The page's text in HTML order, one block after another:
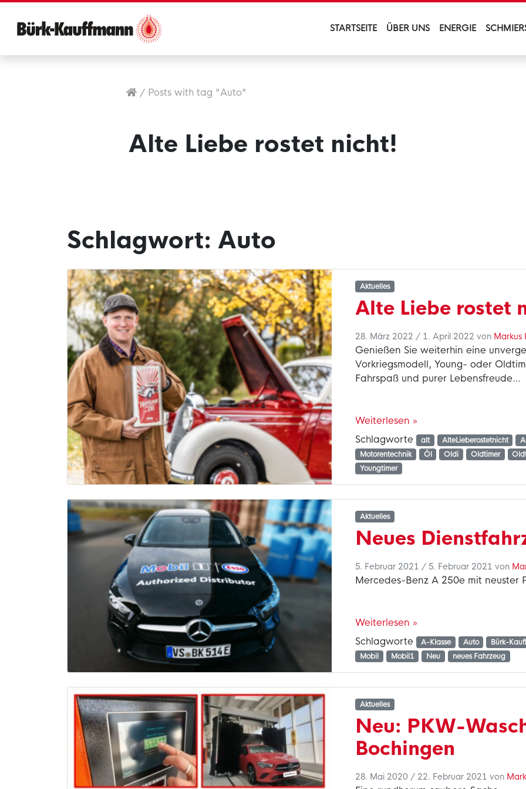
STARTSEITE ÜBER UNS ENERGIE
/ Posts with tag "Auto"
Alte Liebe rostet nicht!
Schlagwort: Auto
Aktuelles
Alte Liebe rostet
28. März 2022 / 1. April 2022 von Markus
Genießen Sie weiterhin eine
Vorkriegsmodell, Young- oder
Fahrspaß und purer Lebensfreude…
Weiterlesen »
Schlagworte alt AlteLieberostetnicht
Motorentechnik
Öl Oldi Oldtimer
Youngtimer
Aktuelles
Neues
5. Februar 2021 / 5. Februar 2021 von
Mercedes-Benz A 250e mit neuster
Weiterlesen »
Schlagworte A-Klasse Auto
Bürk-
Mobil
Mobil1 Neu neues Fahrzeug
Aktuelles
Neu: PKW-
Bochingen
28. Mai 2020 / 22. Februar 2021 von